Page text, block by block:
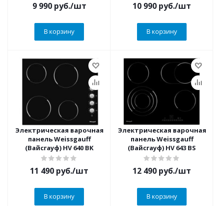
9 990руб./шт
В корзину
10 990 руб./шт
В корзину
Электрическая варочная
панель Weissgauff
(Вайсгауф) HV 640 BK
11 490 руб./шт
В корзину
Электрическая варочная
панель Weissgauff
(Вайсгауф) HV 643 BS
12 490 руб./шт
В корзину